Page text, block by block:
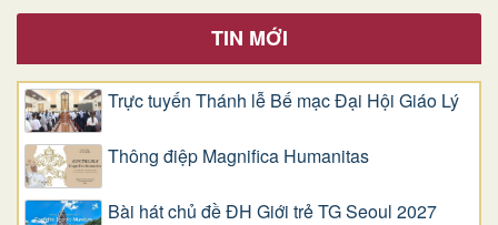
TIN MỚI
Trực tuyến Thánh lễ Bế mạc Đại Hội Giáo Lý
Thông điệp Magnifica Humanitas
Bài hát chủ đề ĐH Giới trẻ TG Seoul 2027